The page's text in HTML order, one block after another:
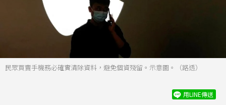
民眾買賣手機務必確實清除資料，避免個資殘留。示意圖。（路透）
用LINE傳送